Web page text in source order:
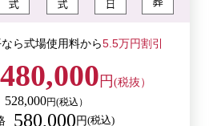
ら式場使用料から5.5万円割引
480,000 円 (税抜）
528,000円(税込）
580,000 円(税込)